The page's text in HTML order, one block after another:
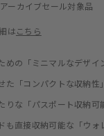
ーカイブセール対象品
は こちら
めの「ミニマルなデザイ
た「コンパクトな収納性」
りな「パスポート収納可
も直接収納可能な「ウォ